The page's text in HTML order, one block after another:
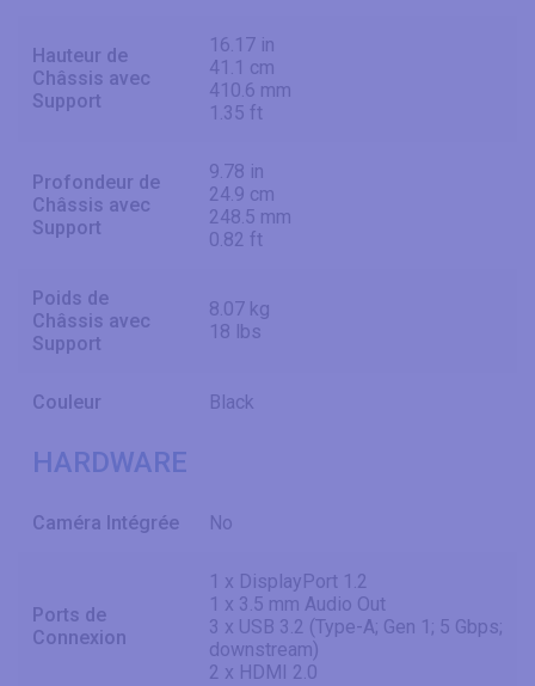
Hauteur de
Châssis avec
Support
16.17 in
41.1 cm
410.6 mm
1.35 ft
Profondeur de
Châssis avec
Support
9.78 in
24.9 cm
248.5 mm
0.82 ft
Poids de
Châssis avec
Support
8.07 kg
18 lbs
Couleur Black
HARDWARE
Caméra Intégrée No
Ports de
Connexion
1 x DisplayPort 1.2
1 x 3.5 mm Audio Out
3 x USB 3.2 (Type-A; Gen 1; 5 Gbps;
downstream)
2 x HDMI 2.0